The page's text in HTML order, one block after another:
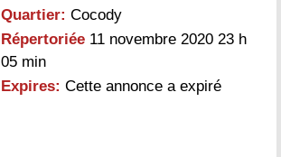
Quartier: Cocody
Répertoriée 11 novembre 2020 23 h
05 min
Expires: Cette annonce a expiré